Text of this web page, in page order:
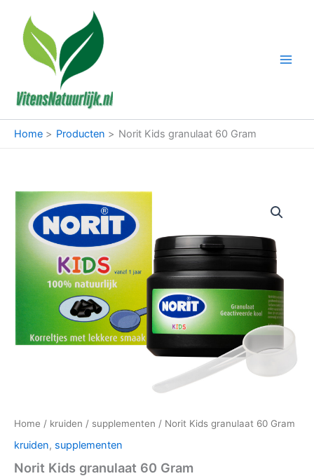
inhoud
Home Producten Norit Kids granulaat 60 Gram
Home / kruiden / supplementen / Norit Kids granulaat 60 Gram
kruiden, supplementen
Norit Kids granulaat 60 Gram